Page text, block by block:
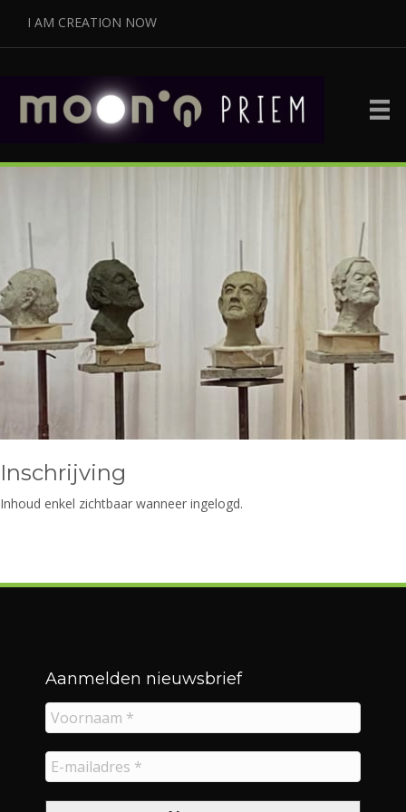
I AM CREATION NOW
Inschrijving
Inhoud enkel zichtbaar wanneer ingelogd.
Aanmelden nieuwsbrief